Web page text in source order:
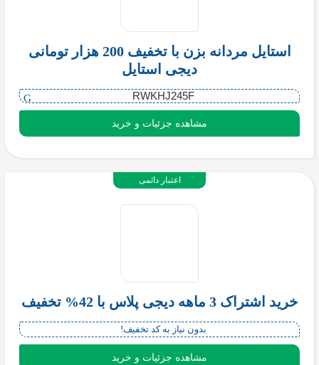
استایل مردانه بزن با تخفیف 200 هزار تومانی
دیجی استایل
RWKHJ245F
مشاهده جزئیات و خرید
خرید اشتراک 3 ماهه دیجی پلاس با 42% تخفیف
بدون نیاز به کد تخفیف!
مشاهده جزئیات و خرید
اعتبار دائمی